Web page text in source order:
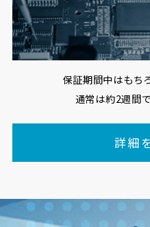
保証期間中はもち
通常は約2週間
詳細